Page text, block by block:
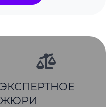
ЭКСПЕРТНОЕ
ЖЮРИ